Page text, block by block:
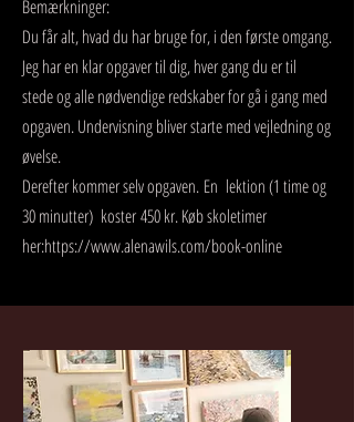
Bemærkninger:
Du får alt, hvad du har bruge for, i den første omgang.
Jeg har en klar opgaver til dig, hver gang du er til
stede og alle nødvendige redskaber for gå i gang med
opgaven. Undervisning bliver starte med vejledning og
øvelse.
Derefter kommer selv opgaven. En lektion (1 time og
30 minutter) koster450 kr. Køb skoletimer
her:https://www.alenawils.com/book-online